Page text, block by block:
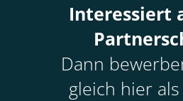
Interessiert
Dann
gleich hier